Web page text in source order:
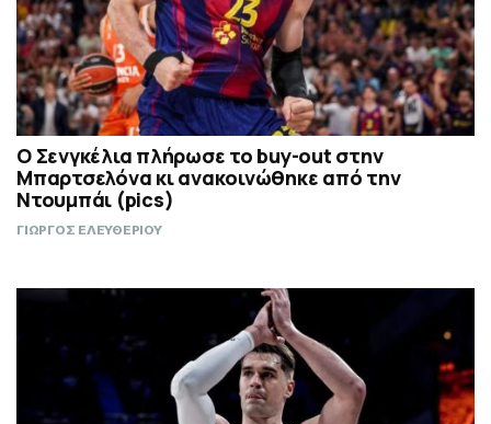
Ο Σενγκέλια πλήρωσε το buy-out στην
Μπαρτσελόνα κι ανακοινώθηκε από την
Ντουμπάι (pics)
ΓΙΩΡΓΟΣ ΕΛΕΥΘΕΡΙΟΥ